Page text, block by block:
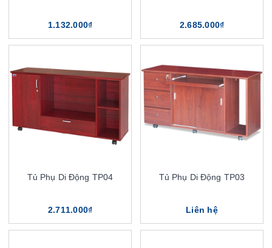
1.132.000₫ 2.685.000₫
Tủ Phụ Di Động TP04
2.711.000₫
Tủ Phụ Di Động TP03
Liên hệ